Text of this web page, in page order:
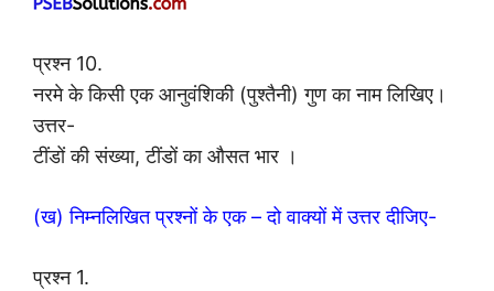
प्रश्न 10.
नरमे के किसी एक आनुवंशिकी (पुश्तैनी) गुण का नाम लिखिए।
उत्तर-
टींडों की संख्या, टींडों का औसत भार ।
(ख) निम्नलिखित प्रश्नों के एक – दो वाक्यों में उत्तर दीजिए-
प्रश्न 1.